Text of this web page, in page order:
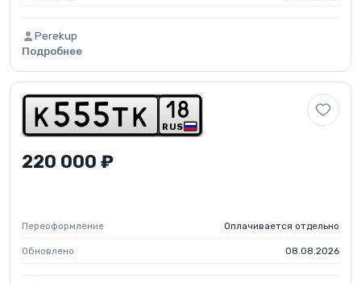
Perekup
Подробнее
k 5 5 5t k RUS
1 8
220 000 ₽
Переоформление Оплачивается отдельно
Обновлено 08.08.2026